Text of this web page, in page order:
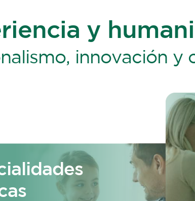
y
innovación y